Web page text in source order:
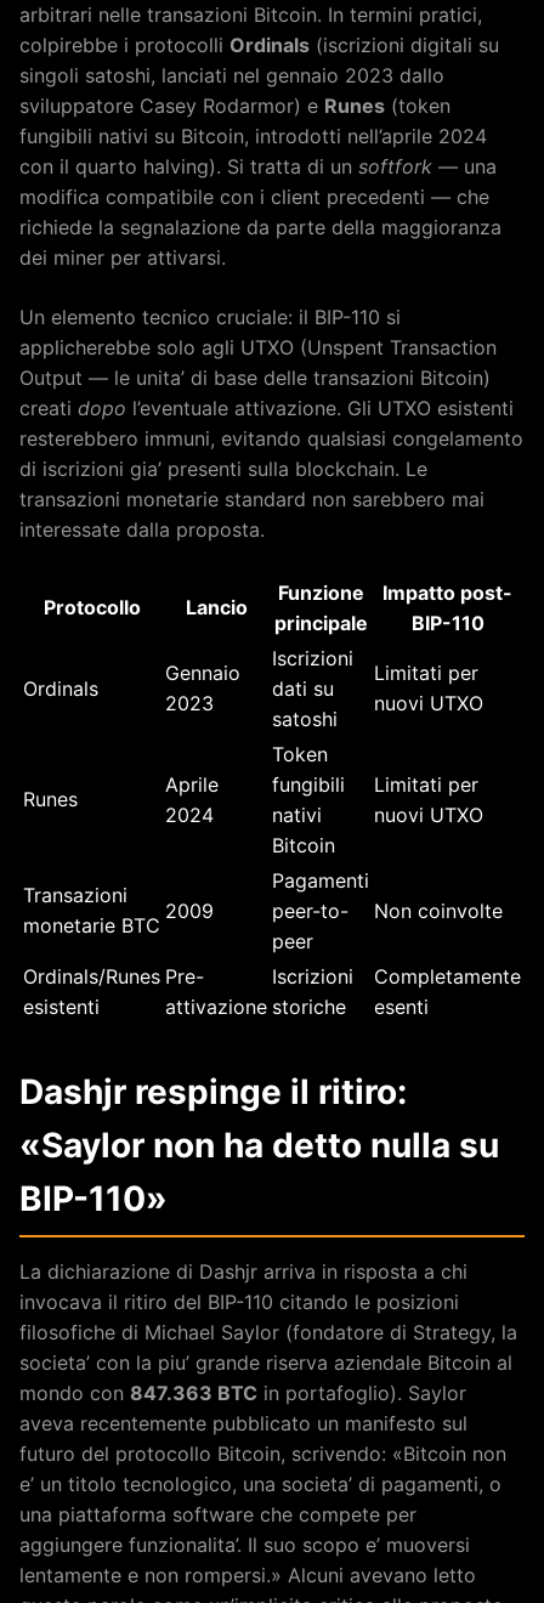
arbitrari nelle transazioni Bitcoin. In termini pratici,
colpirebbe i protocolli Ordinals (iscrizioni digitali su
singoli satoshi, lanciati nel gennaio 2023 dallo
sviluppatore Casey Rodarmor) e Runes (token
fungibili nativi su Bitcoin, introdotti nell’aprile 2024
con il quarto halving). Si tratta di un softfork — una
modifica compatibile con i client precedenti — che
richiede la segnalazione da parte della maggioranza
dei miner per attivarsi.
Un elemento tecnico cruciale: il BIP-110 si
applicherebbe solo agli UTXO (Unspent Transaction
Output — le unita’ di base delle transazioni Bitcoin)
creati dopo l’eventuale attivazione. Gli UTXO esistenti
resterebbero immuni, evitando qualsiasi congelamento
di iscrizioni gia’ presenti sulla blockchain. Le
transazioni monetarie standard non sarebbero mai
interessate dalla proposta.
Protocollo Lancio
Funzione
principale
Impatto post-
BIP-110
Ordinals
Gennaio
2023
Iscrizioni
dati su
satoshi
Limitati per
nuovi UTXO
Runes
Aprile
2024
Token
fungibili
nativi
Bitcoin
Limitati per
nuovi UTXO
Transazioni
monetarie BTC
2009
Pagamenti
peer-to-
peer
Non coinvolte
Ordinals/Runes
esistenti
Pre-
attivazione
Iscrizioni
storiche
Completamente
esenti
Dashjr respinge il ritiro:
«Saylor non ha detto nulla su
BIP-110»
La dichiarazione di Dashjr arriva in risposta a chi
invocava il ritiro del BIP-110 citando le posizioni
filosofiche di Michael Saylor (fondatore di Strategy, la
societa’ con la piu’ grande riserva aziendale Bitcoin al
mondo con 847.363 BTC in portafoglio). Saylor
aveva recentemente pubblicato un manifesto sul
futuro del protocollo Bitcoin, scrivendo: «Bitcoin non
e’ un titolo tecnologico, una societa’ di pagamenti, o
una piattaforma software che compete per
aggiungere funzionalita’. Il suo scopo e’ muoversi
lentamente e non rompersi.» Alcuni avevano letto